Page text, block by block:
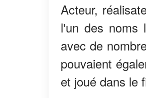
Acteur,
l'un des noms
avec de
pouvaient
et joué dans le